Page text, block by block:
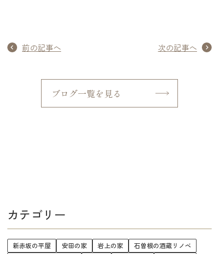
前の記事へ 次の記事へ
ブログ一覧を見る
カテゴリー
新赤坂の平屋 安田の家 岩上の家
石曽根の酒蔵リノベ